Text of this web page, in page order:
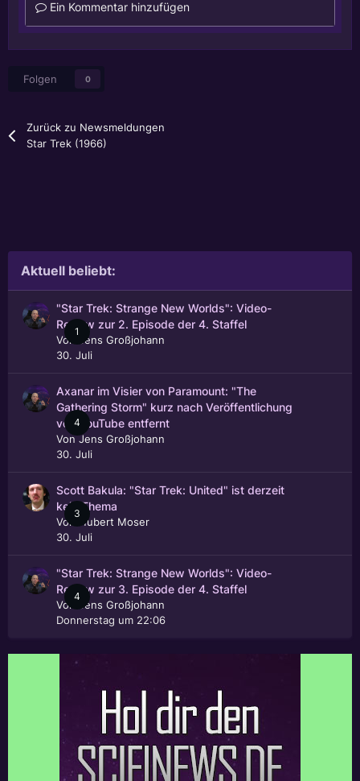
Ein Kommentar hinzufügen
Folgen 0
Zurück zu Newsmeldungen
Star Trek (1966)
Aktuell beliebt:
1
"Star Trek: Strange New Worlds": Video-
Review zur 2. Episode der 4. Staffel
Von
Jens Großjohann
30. Juli
4
Axanar im Visier von Paramount: "The
Gathering Storm" kurz nach Veröffentlichung
von YouTube entfernt
VonJens Großjohann
30. Juli
3
Scott Bakula: "Star Trek: United" ist derzeit
kein Thema
Von
Hubert Moser
30. Juli
4
"Star Trek: Strange New Worlds": Video-
Review zur 3. Episode der 4. Staffel
Von
Jens Großjohann
Donnerstag um 22:06